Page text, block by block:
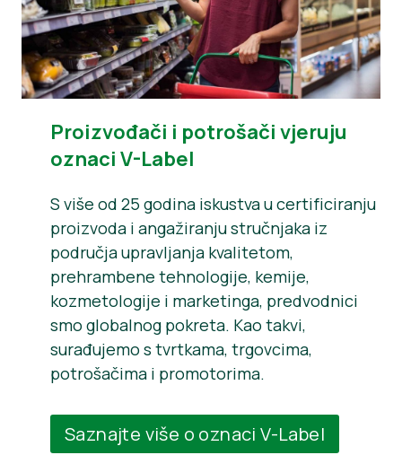
Proizvođači i potrošači vjeruju
oznaci V-Label
S više od 25 godina iskustva u certificiranju
proizvoda i angažiranju stručnjaka iz
područja upravljanja kvalitetom,
prehrambene tehnologije, kemije,
kozmetologije i marketinga, predvodnici
smo globalnog pokreta. Kao takvi,
surađujemo s tvrtkama, trgovcima,
potrošačima i promotorima.
Saznajte više o oznaci V-Label